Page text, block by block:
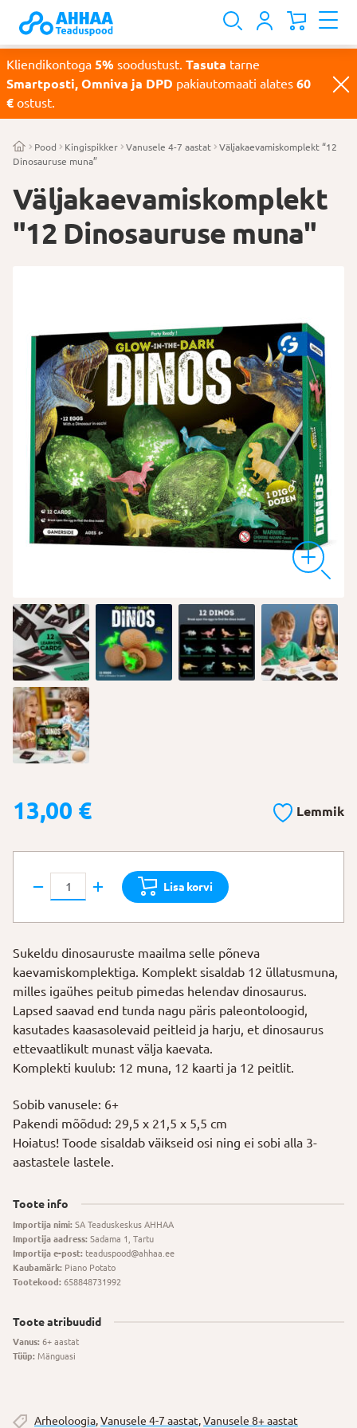
Kliendikontoga 5% soodustust. Tasuta tarne
Smartposti, Omniva ja DPD pakiautomaati alates 60
€ ostust.
Pood Kingispikker Vanusele 4-7 aastat
Väljakaevamiskomplekt “12
Dinosauruse muna”
Väljakaevamiskomplekt
"12 Dinosauruse muna"
13,00 € Lemmik
Väljakaevamiskomplekt
"12
Dinosauruse
kogus
Lisa korvi
Sukeldu dinosauruste maailma selle põneva
kaevamiskomplektiga. Komplekt sisaldab 12 üllatusmuna,
milles igaühes peitub pimedas helendav dinosaurus.
Lapsed saavad end tunda nagu päris paleontoloogid,
kasutades kaasasolevaid peitleid ja harju, et dinosaurus
ettevaatlikult munast välja kaevata.
Komplekti kuulub: 12 muna, 12 kaarti ja 12 peitlit.
Sobib vanusele: 6+
Pakendi mõõdud: 29,5 x 21,5 x 5,5 cm
Hoiatus! Toode sisaldab väikseid osi ning ei sobi alla 3-
aastastele lastele.
Toote info
Importija nimi: SA Teaduskeskus AHHAA
Importija aadress: Sadama 1, Tartu
Importija e-post: teaduspood@ahhaa.ee
Kaubamärk: Piano Potato
Tootekood: 658848731992
Toote atribuudid
Vanus: 6+ aastat
Tüüp: Mänguasi
Arheoloogia,Vanusele 4-7 aastat,Vanusele 8+ aastat